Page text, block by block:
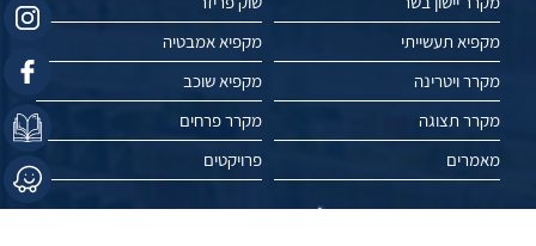
מקפיא תעשייתי
מקפיא אמבטיה
מקרר ויטרינה
מקפיא שוכב
מקרר תצוגה
מקרר פרחים
מאמרים
פרויקטים